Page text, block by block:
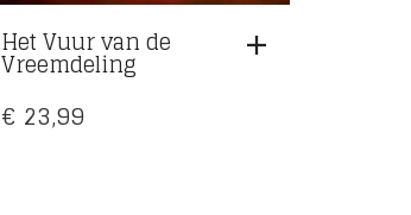
Het Vuur van de
Vreemdeling
€ 23,99